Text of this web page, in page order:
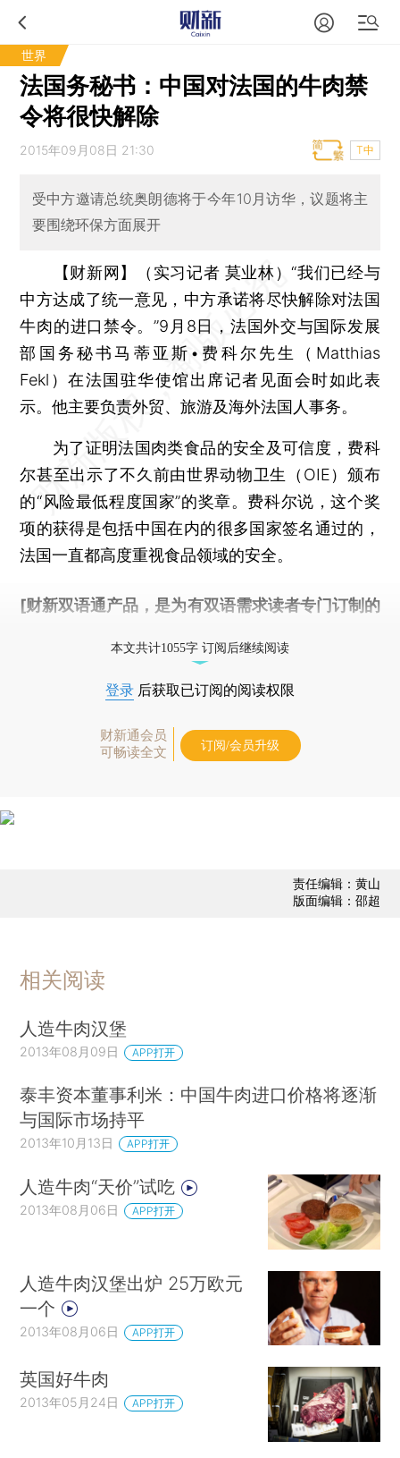
世界
法国务秘书：中国对法国的牛肉禁
令将很快解除
2015年09月08日 21:30 T中
受中方邀请总统奥朗德将于今年10月访华，议题将主
要围绕环保方面展开
【财新网】（实习记者 莫业林）“我们已经与
中方达成了统一意见，中方承诺将尽快解除对法国
牛肉的进口禁令。”9月8日，法国外交与国际发展
部国务秘书马蒂亚斯•费科尔先生（Matthias
Fekl）在法国驻华使馆出席记者见面会时如此表
示。他主要负责外贸、旅游及海外法国人事务。
为了证明法国肉类食品的安全及可信度，费科
尔甚至出示了不久前由世界动物卫生（OIE）颁布
的“风险最低程度国家”的奖章。费科尔说，这个奖
项的获得是包括中国在内的很多国家签名通过的，
法国一直都高度重视食品领域的安全。
[财新双语通产品，是为有双语需求读者专门订制的
本文共计1055字 订阅后继续阅读
登录 后获取已订阅的阅读权限
财新通会员
可畅读全文
订阅/会员升级
责任编辑：黄山
版面编辑：邵超
相关阅读
人造牛肉汉堡
2013年08月09日 APP打开
泰丰资本董事利米：中国牛肉进口价格将逐渐
与国际市场持平
2013年10月13日 APP打开
人造牛肉“天价”试吃
2013年08月06日 APP打开
人造牛肉汉堡出炉 25万欧元
一个
2013年08月06日 APP打开
英国好牛肉
2013年05月24日 APP打开